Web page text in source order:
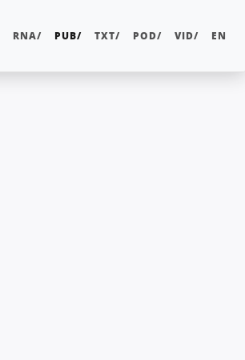
RNA/ PUB/ TXT/ POD/ VID/ EN